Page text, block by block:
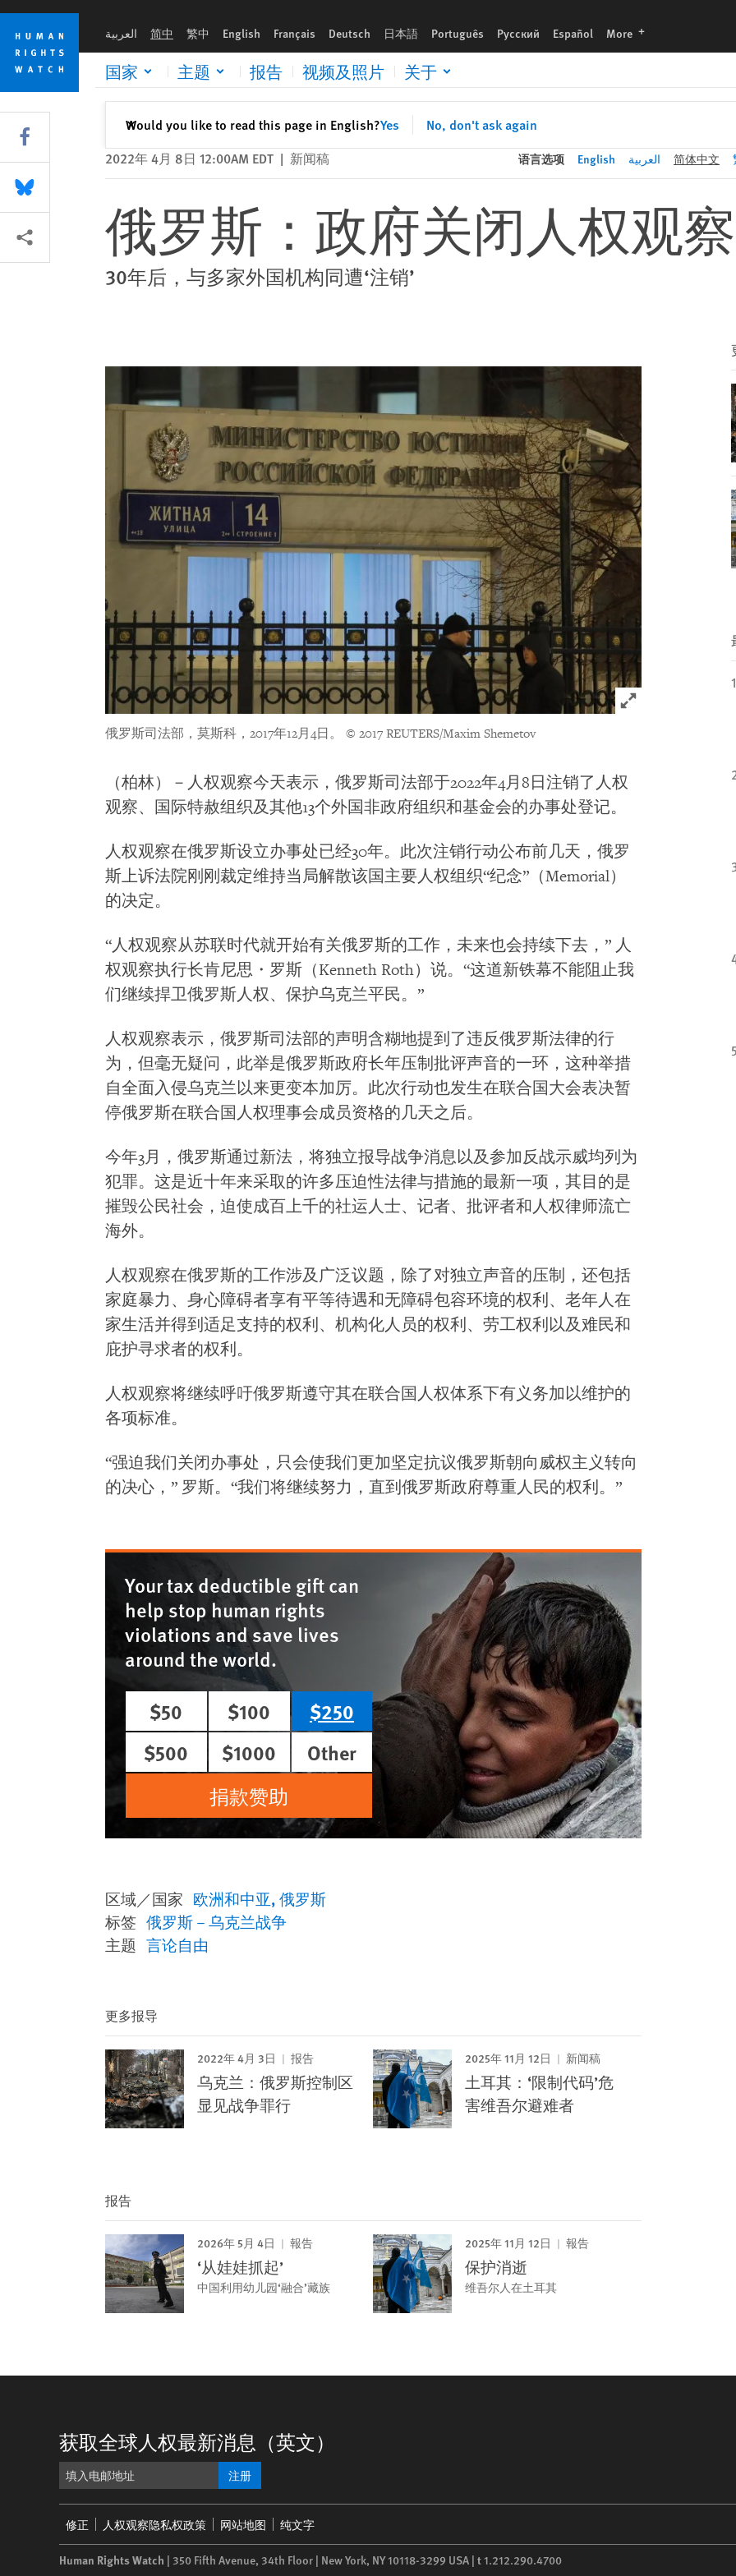
Skip
cookie
privacy
notice
Skip
main
content
العربية 简中 繁中 English Français Deutsch 日本語 Português Русский Español More languages
国家 主题 报告 视频及照片 关于
Would you like to read this page in English?Yes No, don't ask again
✕关闭
2022年 4月 8日 12:00AM EDT | 新闻稿 语言选项 English العربية 简体中文
俄罗斯：政府关闭人权观
30年后，与多家外国机构同遭‘注销’
Click to expand
俄罗斯司法部，莫斯科，2017年12月4日。 © 2017 REUTERS/Maxim Shemetov
（柏林）－人权观察今天表示，俄罗斯司法部于2022年4月8日注销了人权
观察、国际特赦组织及其他13个外国非政府组织和基金会的办事处登记。
人权观察在俄罗斯设立办事处已经30年。此次注销行动公布前几天，俄罗
斯上诉法院刚刚裁定维持当局解散该国主要人权组织“纪念”（Memorial）
的决定。
“人权观察从苏联时代就开始有关俄罗斯的工作，未来也会持续下去，” 人
权观察执行长肯尼思・罗斯（Kenneth Roth）说。“这道新铁幕不能阻止我
们继续捍卫俄罗斯人权、保护乌克兰平民。”
人权观察表示，俄罗斯司法部的声明含糊地提到了违反俄罗斯法律的行
为，但毫无疑问，此举是俄罗斯政府长年压制批评声音的一环，这种举措
自全面入侵乌克兰以来更变本加厉。此次行动也发生在联合国大会表决暂
停俄罗斯在联合国人权理事会成员资格的几天之后。
今年3月，俄罗斯通过新法，将独立报导战争消息以及参加反战示威均列为
犯罪。这是近十年来采取的许多压迫性法律与措施的最新一项，其目的是
摧毁公民社会，迫使成百上千的社运人士、记者、批评者和人权律师流亡
海外。
人权观察在俄罗斯的工作涉及广泛议题，除了对独立声音的压制，还包括
家庭暴力、身心障碍者享有平等待遇和无障碍包容环境的权利、老年人在
家生活并得到适足支持的权利、机构化人员的权利、劳工权利以及难民和
庇护寻求者的权利。
人权观察将继续呼吁俄罗斯遵守其在联合国人权体系下有义务加以维护的
各项标准。
“强迫我们关闭办事处，只会使我们更加坚定抗议俄罗斯朝向威权主义转向
的决心，” 罗斯。“我们将继续努力，直到俄罗斯政府尊重人民的权利。”
Your tax deductible gift can
help stop human rights
violations and save lives
around the world.
$50
$100
$250
$500
$1000
Other
捐款赞助
区域／国家 欧洲和中亚 俄罗斯
标签 俄罗斯－乌克兰战争
主题 言论自由
更多报导
2022年 4月 3日 报告
乌克兰：俄罗斯控制区
显见战争罪行
2025年 11月 12日 新闻稿
土耳其：‘限制代码’危
害维吾尔避难者
报告
2026年 5月 4日 報告
‘从娃娃抓起’
中国利用幼儿园‘融合’藏族
2025年 11月 12日 報告
保护消逝
维吾尔人在土耳其
Share this via Facebook
Share this via Bluesky
More sharing options
获取全球人权最新消息（英文）
注册
menu
修正 人权观察隐私权政策 网站地图 纯文字
Human Rights Watch | 350 Fifth Avenue, 34th Floor | New York, NY10118-3299 USA | t1.212.290.4700